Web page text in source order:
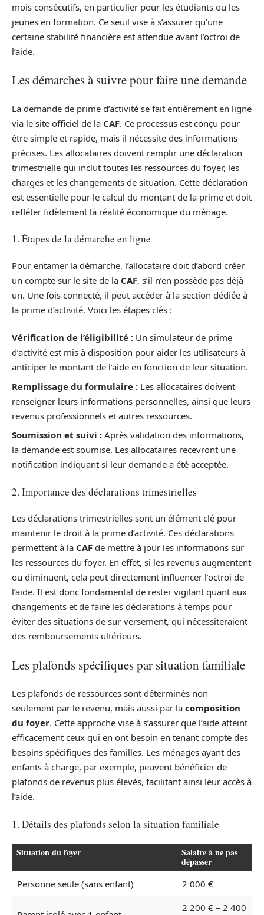
mois consécutifs, en particulier pour les étudiants ou les
jeunes en formation. Ce seuil vise à s’assurer qu’une
certaine stabilité financière est attendue avant l’octroi de
l’aide.
Les démarches à suivre pour faire une demande
La demande de prime d’activité se fait entièrement en ligne
via le site officiel de la CAF. Ce processus est conçu pour
être simple et rapide, mais il nécessite des informations
précises. Les allocataires doivent remplir une déclaration
trimestrielle qui inclut toutes les ressources du foyer, les
charges et les changements de situation. Cette déclaration
est essentielle pour le calcul du montant de la prime et doit
refléter fidèlement la réalité économique du ménage.
1. Étapes de la démarche en ligne
Pour entamer la démarche, l’allocataire doit d’abord créer
un compte sur le site de la CAF, s’il n’en possède pas déjà
un. Une fois connecté, il peut accéder à la section dédiée à
la prime d’activité. Voici les étapes clés :
Vérification de l’éligibilité : Un simulateur de prime
d’activité est mis à disposition pour aider les utilisateurs à
anticiper le montant de l’aide en fonction de leur situation.
Remplissage du formulaire : Les allocataires doivent
renseigner leurs informations personnelles, ainsi que leurs
revenus professionnels et autres ressources.
Soumission et suivi : Après validation des informations,
la demande est soumise. Les allocataires recevront une
notification indiquant si leur demande a été acceptée.
2. Importance des déclarations trimestrielles
Les déclarations trimestrielles sont un élément clé pour
maintenir le droit à la prime d’activité. Ces déclarations
permettent à la CAF de mettre à jour les informations sur
les ressources du foyer. En effet, si les revenus augmentent
ou diminuent, cela peut directement influencer l’octroi de
l’aide. Il est donc fondamental de rester vigilant quant aux
changements et de faire les déclarations à temps pour
éviter des situations de sur-versement, qui nécessiteraient
des remboursements ultérieurs.
Les plafonds spécifiques par situation familiale
Les plafonds de ressources sont déterminés non
seulement par le revenu, mais aussi par la composition
du foyer. Cette approche vise à s’assurer que l’aide atteint
efficacement ceux qui en ont besoin en tenant compte des
besoins spécifiques des familles. Les ménages ayant des
enfants à charge, par exemple, peuvent bénéficier de
plafonds de revenus plus élevés, facilitant ainsi leur accès à
l’aide.
1. Détails des plafonds selon la situation familiale
Situation du foyer Salaire à ne pas
dépasser
Personne seule (sans enfant) 2 000 €
2 200 € – 2 400